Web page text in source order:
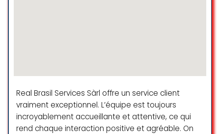
Real Brasil Services Sàrl offre un service client
vraiment exceptionnel. L’équipe est toujours
incroyablement accueillante et attentive, ce qui
rend chaque interaction positive et agréable. On